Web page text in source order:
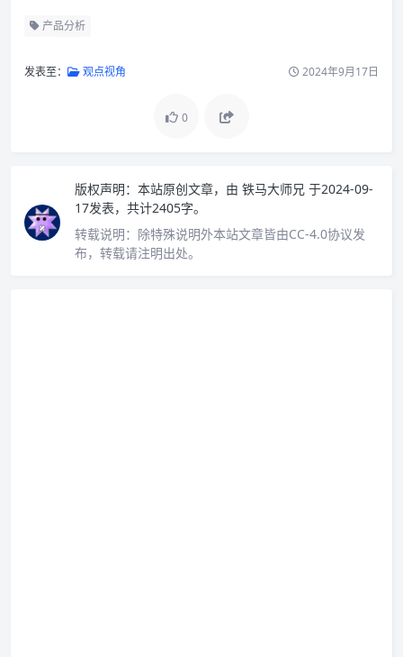
产品分析
发表至： 观点视角 2024年9月17日
0
版权声明： 本站原创文章，由 铁马大师兄 于2024-09-
17发表，共计2405字。
转载说明： 除特殊说明外本站文章皆由CC-4.0协议发
布，转载请注明出处。